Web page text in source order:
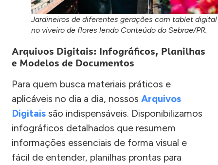
Jardineiros de diferentes gerações com tablet digital
no viveiro de flores lendo Conteúdo do Sebrae/PR.
Arquivos Digitais: Infográficos, Planilhas
e Modelos de Documentos
Para quem busca materiais práticos e
aplicáveis no dia a dia, nossos Arquivos
Digitais são indispensáveis. Disponibilizamos
infográficos detalhados que resumem
informações essenciais de forma visual e
fácil de entender, planilhas prontas para